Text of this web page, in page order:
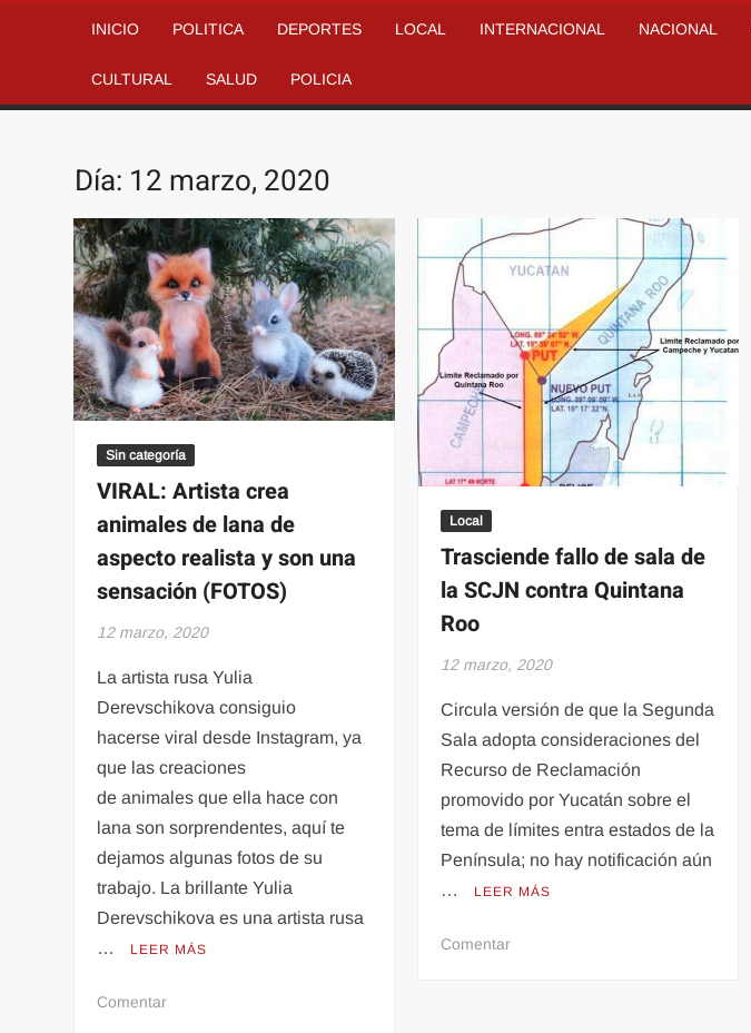
INICIO POLITICA DEPORTES LOCAL INTERNACIONAL NACIONAL
CULTURAL SALUD POLICIA
Día: 12 marzo, 2020
Sin categoría
VIRAL: Artista crea
animales de lana de
aspecto realista y son una
sensación (FOTOS)
12 marzo, 2020
La artista rusa Yulia
Derevschikova consiguio
hacerse viral desde Instagram, ya
que las creaciones
de animales que ella hace con
lana son sorprendentes, aquí te
dejamos algunas fotos de su
trabajo. La brillante Yulia
Derevschikova es una artista rusa
…
LEER MÁS
Comentaren
Local
Trasciende fallo de sala de
la SCJN contra Quintana
Roo
12 marzo, 2020
Circula versión de que la Segunda
Sala adopta consideraciones del
Recurso de Reclamación
promovido por Yucatán sobre el
tema de límites entra estados de la
Península; no hay notificación aún
…
LEER MÁS
Comentaren